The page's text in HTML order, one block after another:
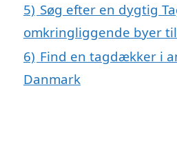
5) Søg efter en dygtig
omkringliggende byer
6) Find en tagdækker i
Danmark